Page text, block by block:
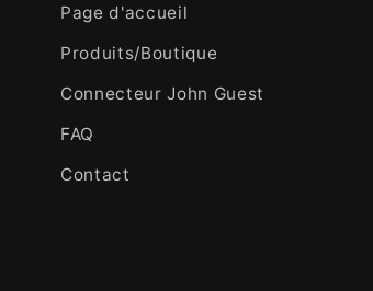
Page d'accueil
Produits/Boutique
Connecteur John Guest
FAQ
Contact